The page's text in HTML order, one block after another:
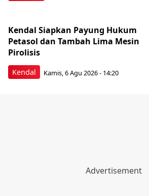
Kendal
Kendal Siapkan Payung Hukum
Petasol dan Tambah Lima Mesin
Pirolisis
Kamis, 6 Agu 2026 - 14:20